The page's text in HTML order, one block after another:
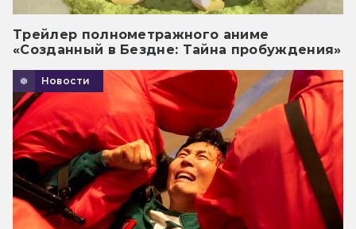
Трейлер полнометражного аниме
«Созданный в Бездне: Тайна пробуждения»
Новости